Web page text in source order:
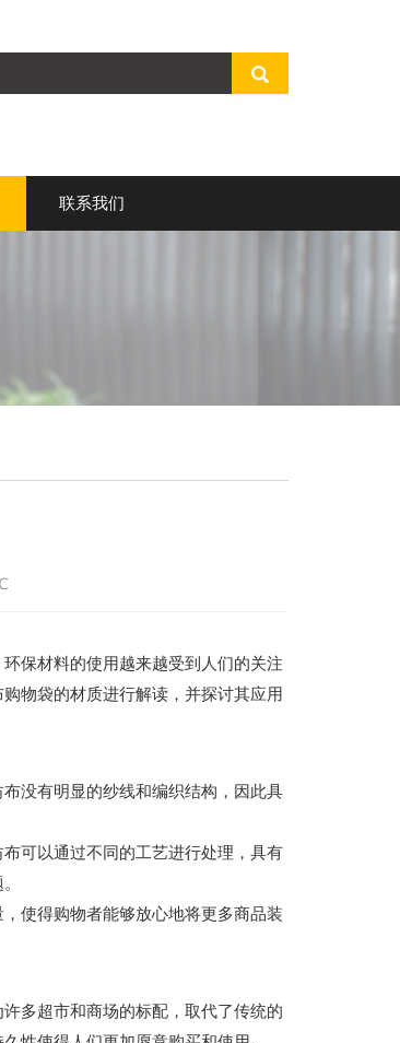
联系我们
保材料的使用越来越受到人们的关注
物袋的材质进行解读，并探讨其应用
没有明显的纱线和编织结构，因此具
可以通过不同的工艺进行处理，具有
使得购物者能够放心地将更多商品装
多超市和商场的标配，取代了传统的